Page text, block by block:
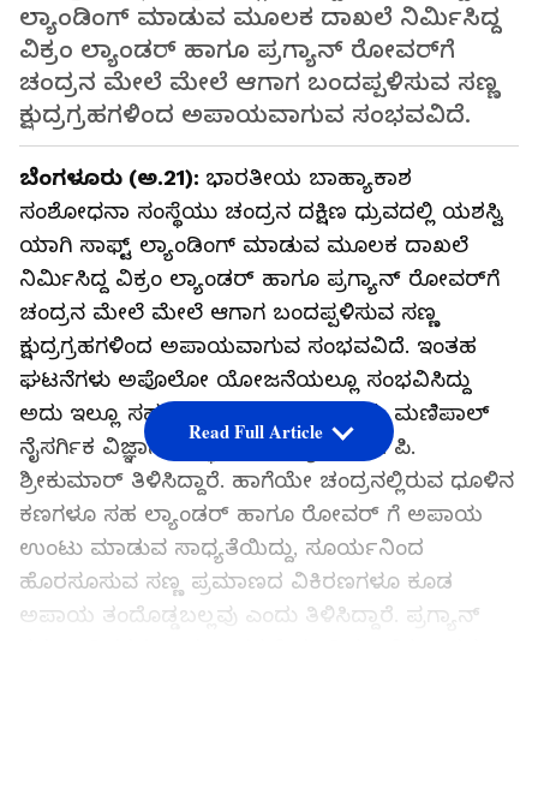
ಲ್ಯಾಂಡಿಂಗ್ ಮಾಡುವ ಮೂಲಕ ದಾಖಲೆ ನಿರ್ಮಿಸಿದ್ದ
ವಿಕ್ರಂ ಲ್ಯಾಂಡ‌ರ್‌ ಹಾಗೂ ಪ್ರಗ್ಯಾನ್ ರೋವರ್‌ಗೆ
ಚಂದ್ರನ ಮೇಲೆ ಮೇಲೆ ಆಗಾಗ ಬಂದಪ್ಪಳಿಸುವ ಸಣ್ಣ
ಕ್ಷುದ್ರಗ್ರಹಗಳಿಂದ ಅಪಾಯವಾಗುವ ಸಂಭವವಿದೆ.
ಬೆಂಗಳೂರು (ಅ.21): ಭಾರತೀಯ ಬಾಹ್ಯಾಕಾಶ
ಸಂಶೋಧನಾ ಸಂಸ್ಥೆಯು ಚಂದ್ರನ ದಕ್ಷಿಣ ಧ್ರುವದಲ್ಲಿ ಯಶಸ್ವಿ
ಯಾಗಿ ಸಾಫ್ಟ್ ಲ್ಯಾಂಡಿಂಗ್ ಮಾಡುವ ಮೂಲಕ ದಾಖಲೆ
ನಿರ್ಮಿಸಿದ್ದ ವಿಕ್ರಂ ಲ್ಯಾಂಡ‌ರ್‌ ಹಾಗೂ ಪ್ರಗ್ಯಾನ್ ರೋವರ್‌ಗೆ
ಚಂದ್ರನ ಮೇಲೆ ಮೇಲೆ ಆಗಾಗ ಬಂದಪ್ಪಳಿಸುವ ಸಣ್ಣ
ಕ್ಷುದ್ರಗ್ರಹಗಳಿಂದ ಅಪಾಯವಾಗುವ ಸಂಭವವಿದೆ. ಇಂತಹ
ಘಟನೆಗಳು ಅಪೊಲೋ ಯೋಜನೆಯಲ್ಲೂ ಸಂಭವಿಸಿದ್ದು
ಅದು ಇಲ್ಲೂ ಸಹ ಮರುಕಳಿಸಬಹುದು ಎಂದು ಮಣಿಪಾಲ್
ನೈಸರ್ಗಿಕ ವಿಜ್ಞಾನ ಸಂಸ್ಥೆಯ ಪ್ರಾಧ್ಯಾಪಕ ಡಾ. ಪಿ.
ಶ್ರೀಕುಮಾರ್ ತಿಳಿಸಿದ್ದಾರೆ. ಹಾಗೆಯೇ ಚಂದ್ರನಲ್ಲಿರುವ ಧೂಳಿನ
ಕಣಗಳೂ ಸಹ ಲ್ಯಾಂಡರ್ ಹಾಗೂ ರೋವರ್ ಗೆ ಅಪಾಯ
ಉಂಟು ಮಾಡುವ ಸಾಧ್ಯತೆಯಿದ್ದು, ಸೂರ್ಯನಿಂದ
ಹೊರಸೂಸುವ ಸಣ್ಣ ಪ್ರಮಾಣದ ವಿಕಿರಣಗಳೂ ಕೂಡ
ಅಪಾಯ ತಂದೊಡ್ಡಬಲ್ಲವು ಎಂದು ತಿಳಿಸಿದ್ದಾರೆ. ಪ್ರಗ್ಯಾನ್
Read Full Article